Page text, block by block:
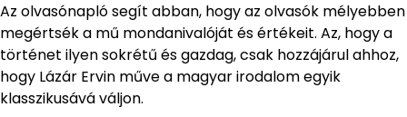
Az olvasónapló segít abban, hogy az olvasók mélyebben
megértsék a mű mondanivalóját és értékeit. Az, hogy a
történet ilyen sokrétű és gazdag, csak hozzájárul ahhoz,
hogy Lázár Ervin műve a magyar irodalom egyik
klasszikusává váljon.